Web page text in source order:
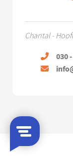
Chantal -
030